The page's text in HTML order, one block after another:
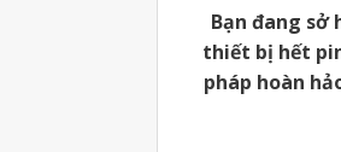
Bạn đang
thiết bị hết
pháp hoàn